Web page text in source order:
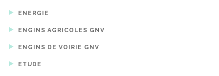
ENERGIE
ENGINS AGRICOLES GNV
ENGINS DE VOIRIE GNV
ETUDE